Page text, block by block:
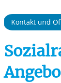
Kontakt und